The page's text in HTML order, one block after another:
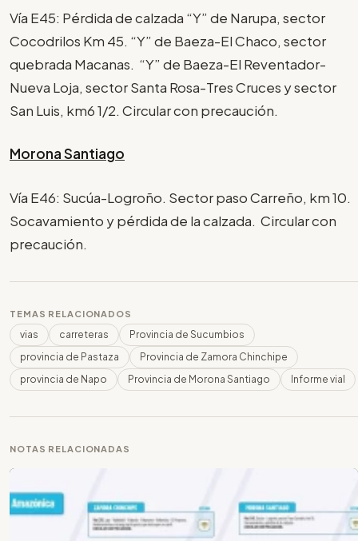
Vía E45: Pérdida de calzada “Y” de Narupa, sector
Cocodrilos Km 45. “Y” de Baeza-El Chaco, sector
quebrada Macanas. “Y” de Baeza-El Reventador-
Nueva Loja, sector Santa Rosa-Tres Cruces y sector
San Luis, km6 1/2. Circular con precaución.
Morona Santiago
Vía E46: Sucúa-Logroño. Sector paso Carreño, km 10.
Socavamiento y pérdida de la calzada. Circular con
precaución.
TEMAS RELACIONADOS
vias carreteras
Provincia de Sucumbios
provincia de Pastaza
Provincia de Zamora Chinchipe
provincia de Napo
Provincia de Morona Santiago Informe vial
NOTAS RELACIONADAS